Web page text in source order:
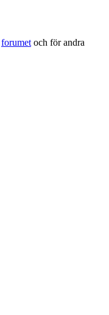
forumet och för andra